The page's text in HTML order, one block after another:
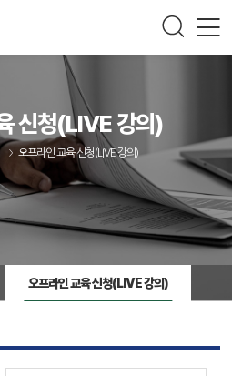
신청(LIVE 강의)
오프라인 교육 신청(LIVE 강의)
오프라인 교육 신청(LIVE 강의)